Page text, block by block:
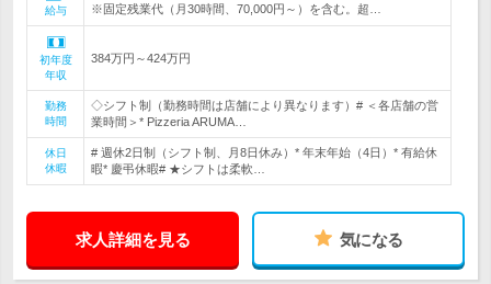
給与
※固定残業代（月30時間、70,000円～）を含む。超…
初年度
年収
384万円～424万円
勤務
時間
◇シフト制（勤務時間は店舗により異なります）# ＜各店舗の営
業時間＞* Pizzeria ARUMA…
休日
休暇
# 週休2日制（シフト制、月8日休み）* 年末年始（4日）* 有給休
暇* 慶弔休暇# ★シフトは柔軟…
求人詳細を見る 気になる